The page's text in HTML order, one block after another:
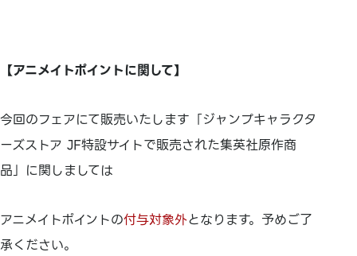
【アニメイトポイントに関して】
今回のフェアにて販売いたします「ジャンプキャラクタ
ーズストア JF特設サイトで販売された集英社原作商
品」に関しましては
アニメイトポイントの付与対象外となります。予めご了
承ください。